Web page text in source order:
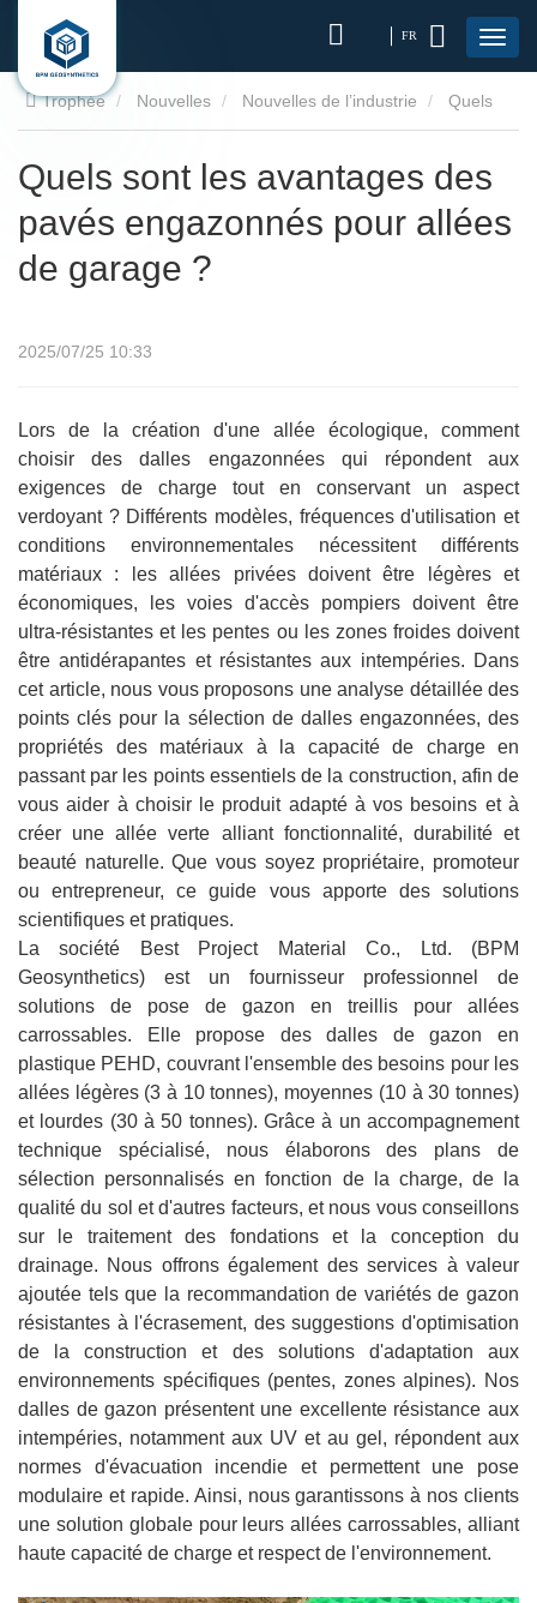
FR
Trophée Nouvelles Nouvelles de l’industrie
garage ?
Quels sont les avantages des
pavés engazonnés pour allées
de garage ?
2025/07/25 10:33
Lors de la création d'une allée écologique, comment
choisir des dalles engazonnées qui répondent aux
exigences de charge tout en conservant un aspect
verdoyant ? Différents modèles, fréquences d'utilisation et
conditions environnementales nécessitent différents
matériaux : les allées privées doivent être légères et
économiques, les voies d'accès pompiers doivent être
ultra-résistantes et les pentes ou les zones froides doivent
être antidérapantes et résistantes aux intempéries. Dans
cet article, nous vous proposons une analyse détaillée des
points clés pour la sélection de dalles engazonnées, des
propriétés des matériaux à la capacité de charge en
passant par les points essentiels de la construction, afin de
vous aider à choisir le produit adapté à vos besoins et à
créer une allée verte alliant fonctionnalité, durabilité et
beauté naturelle. Que vous soyez propriétaire, promoteur
ou entrepreneur, ce guide vous apporte des solutions
scientifiques et pratiques.
La société Best Project Material Co., Ltd. (BPM
Geosynthetics) est un fournisseur professionnel de
solutions de pose de gazon en treillis pour allées
carrossables. Elle propose des dalles de gazon en
plastique PEHD, couvrant l'ensemble des besoins pour les
allées légères (3 à 10 tonnes), moyennes (10 à 30 tonnes)
et lourdes (30 à 50 tonnes). Grâce à un accompagnement
technique spécialisé, nous élaborons des plans de
sélection personnalisés en fonction de la charge, de la
qualité du sol et d'autres facteurs, et nous vous conseillons
sur le traitement des fondations et la conception du
drainage. Nous offrons également des services à valeur
ajoutée tels que la recommandation de variétés de gazon
résistantes à l'écrasement, des suggestions d'optimisation
de la construction et des solutions d'adaptation aux
environnements spécifiques (pentes, zones alpines). Nos
dalles de gazon présentent une excellente résistance aux
intempéries, notamment aux UV et au gel, répondent aux
normes d'évacuation incendie et permettent une pose
modulaire et rapide. Ainsi, nous garantissons à nos clients
une solution globale pour leurs allées carrossables, alliant
haute capacité de charge et respect de l'environnement.